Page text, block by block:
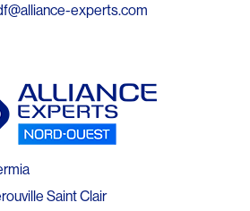
experts.com
Saint Clair